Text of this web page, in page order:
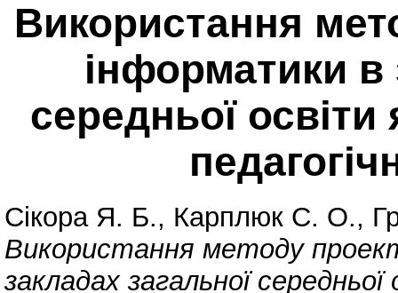
Використання
інформатики в
середньої
Сікора Я. Б., Карплюк С. О.,
Використання методу
закладах загальної